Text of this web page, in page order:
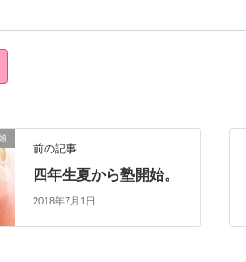
前の記事
四年生夏から塾開始。
2018年7月1日